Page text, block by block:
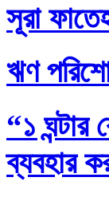
সূরা
ঋণ
“১
ব্যবহার